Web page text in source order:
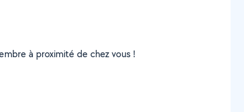
à proximité de chez vous !